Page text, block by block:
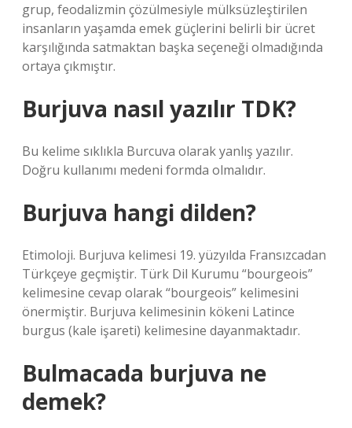
grup, feodalizmin çözülmesiyle mülksüzleştirilen
insanların yaşamda emek güçlerini belirli bir ücret
karşılığında satmaktan başka seçeneği olmadığında
ortaya çıkmıştır.
Burjuva nasıl yazılır TDK?
Bu kelime sıklıkla Burcuva olarak yanlış yazılır.
Doğru kullanımı medeni formda olmalıdır.
Burjuva hangi dilden?
Etimoloji. Burjuva kelimesi 19. yüzyılda Fransızcadan
Türkçeye geçmiştir. Türk Dil Kurumu “bourgeois”
kelimesine cevap olarak “bourgeois” kelimesini
önermiştir. Burjuva kelimesinin kökeni Latince
burgus (kale işareti) kelimesine dayanmaktadır.
Bulmacada burjuva ne
demek?